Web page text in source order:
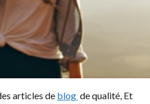
articles de blog de qualité, Et